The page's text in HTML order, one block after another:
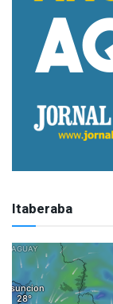
Itaberaba